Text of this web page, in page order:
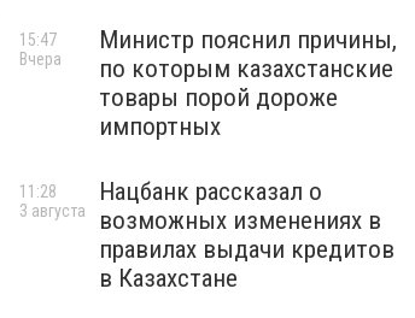
Министр пояснил причины,
по которым казахстанские
товары порой дороже
импортных
15:47
Вчера
Нацбанк рассказал о
возможных изменениях в
правилах выдачи кредитов
в Казахстане
11:28
3 августа